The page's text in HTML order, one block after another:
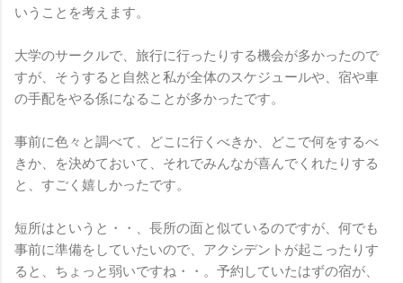
いうことを考えます。
大学のサークルで、旅行に行ったりする機会が多かったので
すが、そうすると自然と私が全体のスケジュールや、宿や車
の手配をやる係になることが多かったです。
事前に色々と調べて、どこに行くべきか、どこで何をするべ
きか、を決めておいて、それでみんなが喜んでくれたりする
と、すごく嬉しかったです。
短所はというと・・、長所の面と似ているのですが、何でも
事前に準備をしていたいので、アクシデントが起こったりす
ると、ちょっと弱いですね・・。予約していたはずの宿が、